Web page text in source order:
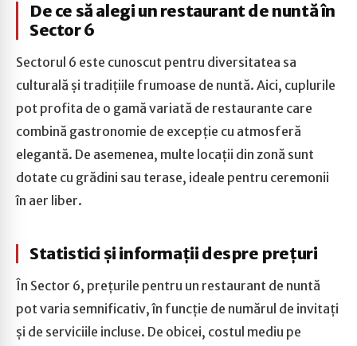
De ce să alegi un restaurant de nuntă în
Sector 6
Sectorul 6 este cunoscut pentru diversitatea sa
culturală și tradițiile frumoase de nuntă. Aici, cuplurile
pot profita de o gamă variată de restaurante care
combină gastronomie de excepție cu atmosferă
elegantă. De asemenea, multe locații din zonă sunt
dotate cu grădini sau terase, ideale pentru ceremonii
în aer liber.
Statistici și informații despre prețuri
În Sector 6, prețurile pentru un restaurant de nuntă
pot varia semnificativ, în funcție de numărul de invitați
și de serviciile incluse. De obicei, costul mediu pe